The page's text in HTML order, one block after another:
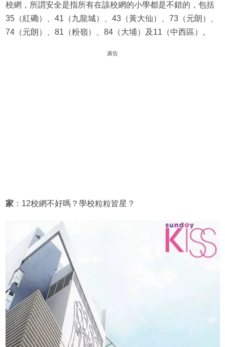
校網，所謂安全是指所有在該校網的小學都是不錯的，包括
35（紅磡）、41（九龍城）、43（黃大仙）、73（元朗）、
74（元朗）、81（粉嶺）、84（大埔）及11（中西區）。
廣告
家：12校網不好嗎？學校粒粒皆星？